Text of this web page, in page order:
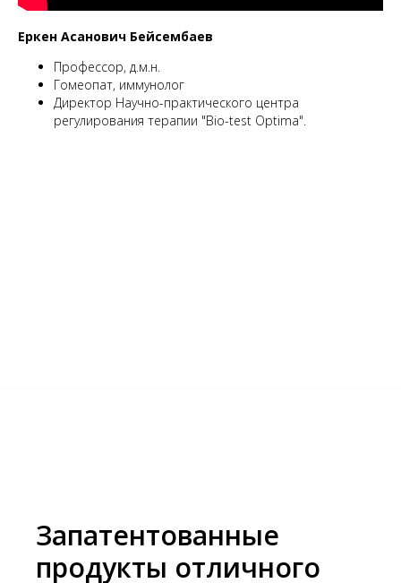
Еркен Асанович Бейсембаев
Профессор, д.м.н.
Гомеопат, иммунолог
Директор Научно-практического центра
регулирования терапии "Bio-test Optima".
Запатентованные
продукты отличного